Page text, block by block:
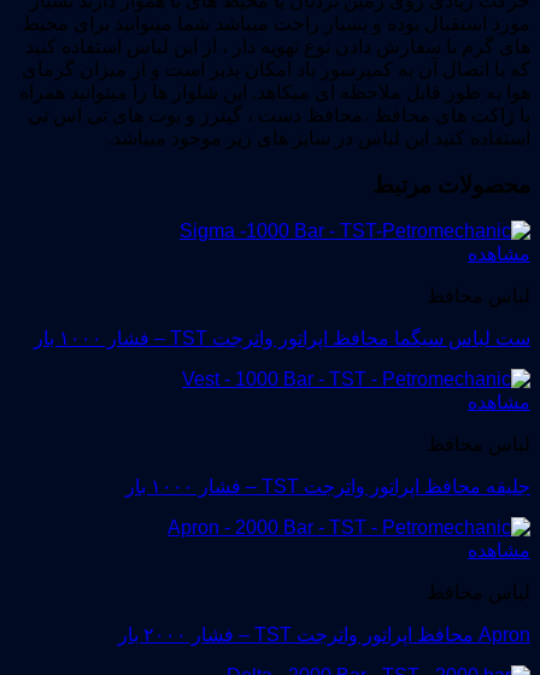
مورد استقبال بوده و بسیار راحت میباشد شما میتوانید براى محیط
هاى گرم با سفارش دادن نوع تهویه دار ، از این لباس استفاده کنید
که با اتصال آن به کمپرسور باد امکان پذیر است و از میزان گرماى
هوا به طور قابل ملاحظه اى میکاهد. این شلوار ها را میتوانید همراه
با ژاکت هاى محافظ ،محافظ دست ، گیترز و بوت هاى تى اس تى
استفاده کنید این لباس در سایز هاى زیر موجود میباشد.
محصولات مرتبط
مشاهده
لباس محافظ
ست لباس سیگما محافظ اپراتور واترجت TST – فشار ۱۰۰۰ بار
مشاهده
لباس محافظ
جلیقه محافظ اپراتور واترجت TST – فشار ۱۰۰۰ بار
مشاهده
لباس محافظ
Apron محافظ اپراتور واترجت TST – فشار ۲۰۰۰ بار